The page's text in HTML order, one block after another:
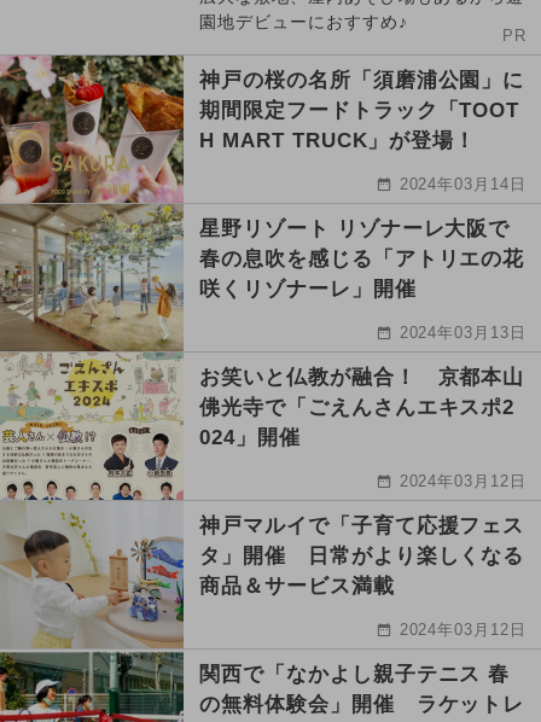
園地デビューにおすすめ♪
PR
神戸の桜の名所「須磨浦公園」に
期間限定フードトラック「TOOT
H MART TRUCK」が登場！
2024年03月14日
星野リゾート リゾナーレ大阪で
春の息吹を感じる「アトリエの花
咲くリゾナーレ」開催
2024年03月13日
お笑いと仏教が融合！ 京都本山
佛光寺で「ごえんさんエキスポ2
024」開催
2024年03月12日
神戸マルイで「子育て応援フェス
タ」開催 日常がより楽しくなる
商品＆サービス満載
2024年03月12日
関西で「なかよし親子テニス 春
の無料体験会」開催 ラケットレ